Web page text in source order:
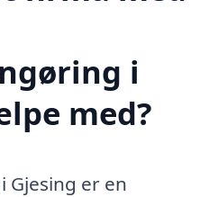
i
med?
Gjesing er en